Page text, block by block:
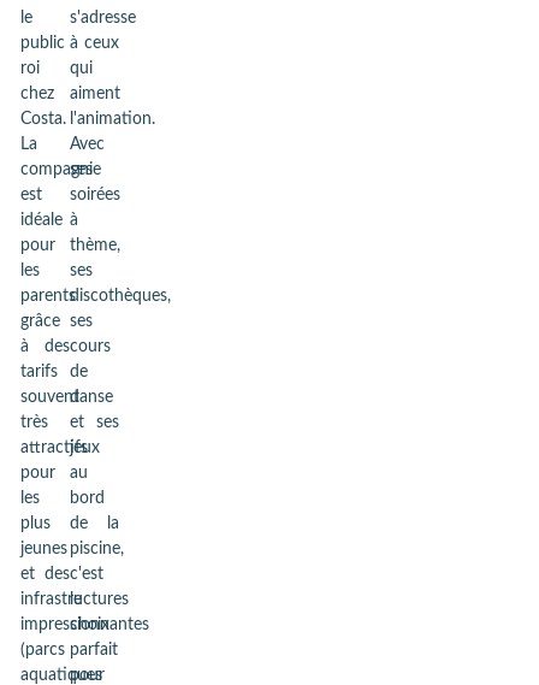
le
public
roi
chez
Costa.
La
compagnie
est
idéale
pour
les
parents
grâce
à des
tarifs
souvent
très
attractifs
pour
les
plus
jeunes
et des
infrastructures
impressionnantes
(parcs
aquatiques
s'adresse
à ceux
qui
aiment
l'animation.
Avec
ses
soirées
à
thème,
ses
discothèques,
ses
cours
de
danse
et ses
jeux
au
bord
de la
piscine,
c'est
le
choix
parfait
pour